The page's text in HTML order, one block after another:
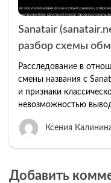
Sanatair
разбор схемы
Расследование в
смены названия с
и признаки
невозможностью
Ксения
Добавить